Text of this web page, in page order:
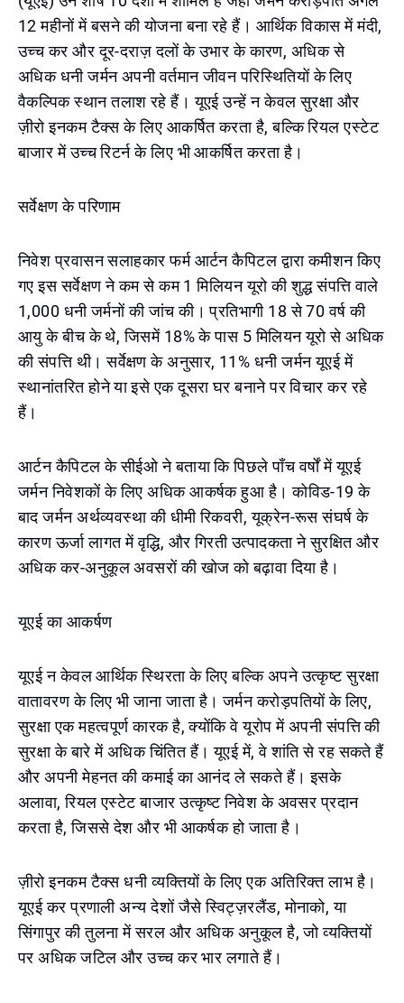
12 महीनों में बसने की योजना बना रहे हैं। आर्थिक विकास में मंदी,
उच्च कर और दूर-दराज़ दलों के उभार के कारण, अधिक से
अधिक धनी जर्मन अपनी वर्तमान जीवन परिस्थितियों के लिए
वैकल्पिक स्थान तलाश रहे हैं। यूएई उन्हें न केवल सुरक्षा और
ज़ीरो इनकम टैक्स के लिए आकर्षित करता है, बल्कि रियल एस्टेट
बाजार में उच्च रिटर्न के लिए भी आकर्षित करता है।
सर्वेक्षण के परिणाम
निवेश प्रवासन सलाहकार फर्म आर्टन कैपिटल द्वारा कमीशन किए
गए इस सर्वेक्षण ने कम से कम 1 मिलियन यूरो की शुद्ध संपत्ति वाले
1,000 धनी जर्मनों की जांच की। प्रतिभागी 18 से 70 वर्ष की
आयु के बीच के थे, जिसमें 18% के पास 5 मिलियन यूरो से अधिक
की संपत्ति थी। सर्वेक्षण के अनुसार, 11% धनी जर्मन यूएई में
स्थानांतरित होने या इसे एक दूसरा घर बनाने पर विचार कर रहे
हैं।
आर्टन कैपिटल के सीईओ ने बताया कि पिछले पाँच वर्षों में यूएई
जर्मन निवेशकों के लिए अधिक आकर्षक हुआ है। कोविड-19 के
बाद जर्मन अर्थव्यवस्था की धीमी रिकवरी, यूक्रेन-रूस संघर्ष के
कारण ऊर्जा लागत में वृद्धि, और गिरती उत्पादकता ने सुरक्षित और
अधिक कर-अनुकूल अवसरों की खोज को बढ़ावा दिया है।
यूएई का आकर्षण
यूएई न केवल आर्थिक स्थिरता के लिए बल्कि अपने उत्कृष्ट सुरक्षा
वातावरण के लिए भी जाना जाता है। जर्मन करोड़पतियों के लिए,
सुरक्षा एक महत्वपूर्ण कारक है, क्योंकि वे यूरोप में अपनी संपत्ति की
सुरक्षा के बारे में अधिक चिंतित हैं। यूएई में, वे शांति से रह सकते हैं
और अपनी मेहनत की कमाई का आनंद ले सकते हैं। इसके
अलावा, रियल एस्टेट बाजार उत्कृष्ट निवेश के अवसर प्रदान
करता है, जिससे देश और भी आकर्षक हो जाता है।
ज़ीरो इनकम टैक्स धनी व्यक्तियों के लिए एक अतिरिक्त लाभ है।
यूएई कर प्रणाली अन्य देशों जैसे स्विट्ज़रलैंड, मोनाको, या
सिंगापुर की तुलना में सरल और अधिक अनुकूल है, जो व्यक्तियों
पर अधिक जटिल और उच्च कर भार लगाते हैं।